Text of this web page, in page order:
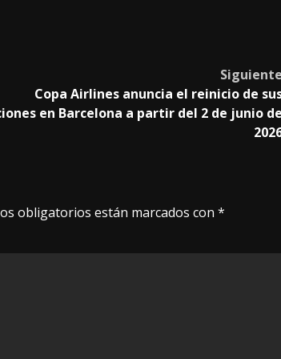
Siguiente
Copa Airlines anuncia el reinicio de
en Barcelona a partir del 2 de junio
obligatorios están marcados con *